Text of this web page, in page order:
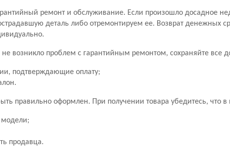
ремонт и обслуживание. Если произошло досадное
деталь либо отремонтируем ее. Возврат денежных
не возникло проблем с гарантийным ремонтом, сохраняйте все
подтверждающие оплату;
правильно оформлен. При получении товара убедитесь, что
продавца.